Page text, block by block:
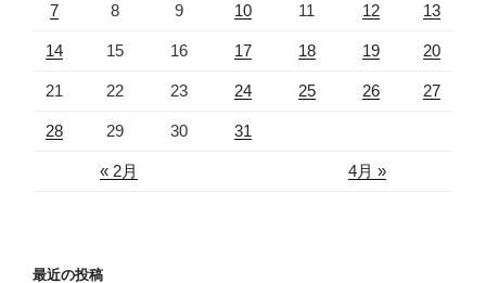
« 2月 4月 »
7 8 9 10 11 12 13
14 15 16 17 18 19 20
21 22 23 24 25 26 27
28 29 30 31
最近の投稿